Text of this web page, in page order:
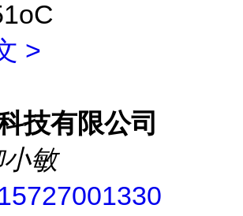
>
技有限公司
敏